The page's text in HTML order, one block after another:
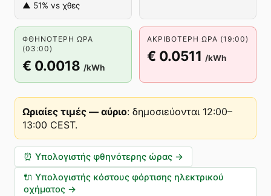
▲ 51% vs χθες
ΦΘΗΝΌΤΕΡΗ ΏΡΑ
(03:00)
€ 0.0018 /kWh
ΑΚΡΙΒΌΤΕΡΗ ΏΡΑ (19:00)
€ 0.0511 /kWh
Ωριαίες τιμές — αύριο: δημοσιεύονται 12:00–
13:00 CEST.
⏰ Υπολογιστής φθηνότερης ώρας →
🔌 Υπολογιστής κόστους φόρτισης ηλεκτρικού
οχήματος →